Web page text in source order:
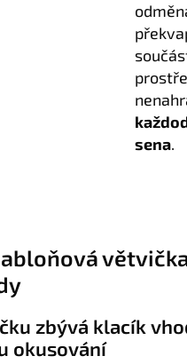
sena.
zbývá klacík
okusování